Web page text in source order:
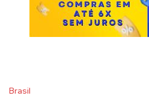
Brasil